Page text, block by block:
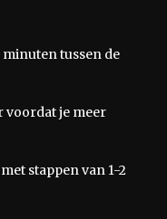
minuten tussen de
voordat je meer
stappen van 1-2